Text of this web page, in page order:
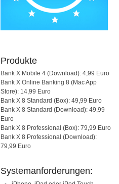
Produkte
Bank X Mobile 4 (Download): 4,99 Euro
Bank X Online Banking 8 (Mac App
Store): 14,99 Euro
Bank X 8 Standard (Box): 49,99 Euro
Bank X 8 Standard (Download): 49,99
Euro
Bank X 8 Professional (Box): 79,99 Euro
Bank X 8 Professional (Download):
79,99 Euro
Systemanforderungen: